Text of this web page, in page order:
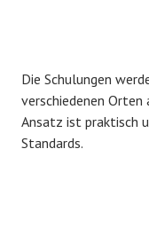
Die Schulungen
verschiedenen
Ansatz ist praktisch
Standards.